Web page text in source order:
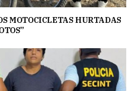
MOTOCICLETAS HURTADAS